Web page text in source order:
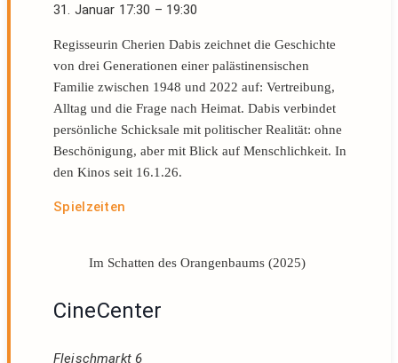
31. Januar 17:30 – 19:30
Regisseurin Cherien Dabis zeichnet die Geschichte
von drei Generationen einer palästinensischen
Familie zwischen 1948 und 2022 auf: Vertreibung,
Alltag und die Frage nach Heimat. Dabis verbindet
persönliche Schicksale mit politischer Realität: ohne
Beschönigung, aber mit Blick auf Menschlichkeit. In
den Kinos seit 16.1.26.
Spielzeiten
Im Schatten des Orangenbaums (2025)
CineCenter
Fleischmarkt 6